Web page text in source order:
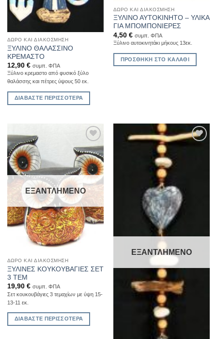
ΔΏΡΟ ΚΑΙ ΔΙΑΚΌΣΜΗΣΗ
ΞΥΛΙΝΟ ΘΑΛΑΣΣΙΝΟ
ΚΡΕΜΑΣΤΟ
12,90 € συμπ. ΦΠΑ
Ξύλινο κρεμαστο από φυσικό ξύλο
θαλάσσης και πέτρες ύψους 50 εκ.
ΔΙΑΒΆΣΤΕ ΠΕΡΙΣΣΌΤΕΡΑ
ΔΏΡΟ ΚΑΙ ΔΙΑΚΌΣΜΗΣΗ
ΞΥΛΙΝΟ ΑΥΤΟΚΙΝΗΤΟ – ΥΛΙΚΑ
ΓΙΑ ΜΠΟΜΠΟΝΙΕΡΕΣ
4,50 € συμπ. ΦΠΑ
Ξύλινο αυτοκινητάκι μήκους 13εκ.
ΠΡΟΣΘΉΚΗ ΣΤΟ ΚΑΛΆΘΙ
Add to
Wishlist
ΕΞΑΝΤΛΗΜΈΝΟ
ΔΏΡΟ ΚΑΙ ΔΙΑΚΌΣΜΗΣΗ
ΞΥΛΙΝΕΣ ΚΟΥΚΟΥΒΑΓΙΕΣ ΣΕΤ
3 ΤΕΜ
19,90 € συμπ. ΦΠΑ
Σετ κουκουβάγιες 3 τεμαχίων με ύψη 15-
13-11 εκ.
ΔΙΑΒΆΣΤΕ ΠΕΡΙΣΣΌΤΕΡΑ
ΕΞΑΝΤΛΗΜΈΝΟ